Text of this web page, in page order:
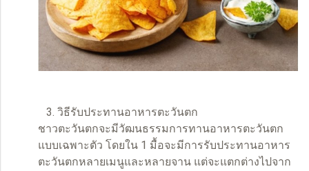
3. วิธีรับประทานอาหารตะวันตก
ชาวตะวันตกจะมีวัฒนธรรมการทานอาหารตะวันตก
แบบเฉพาะตัว โดยใน 1 มื้อจะมีการรับประทานอาหาร
ตะวันตกหลายเมนูและหลายจาน แต่จะแตกต่างไปจาก